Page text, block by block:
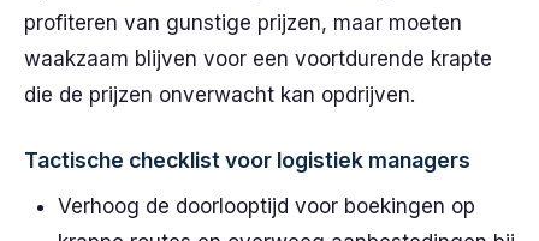
profiteren van gunstige prijzen, maar moeten
waakzaam blijven voor een voortdurende krapte
die de prijzen onverwacht kan opdrijven.
Tactische checklist voor logistiek managers
Verhoog de doorlooptijd voor boekingen op